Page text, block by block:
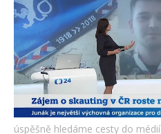
úspěšně hledáme cesty do médií